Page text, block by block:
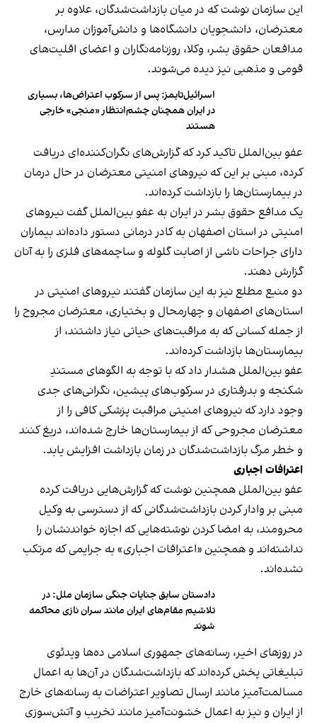
این سازمان نوشت که در میان بازداشت‌شدگان، علاوه بر
معترضان، دانشجویان دانشگاه‌ها و دانش‌آموزان مدارس،
مدافعان حقوق بشر، وکلا، روزنامه‌نگاران و اعضای اقلیت‌های
قومی و مذهبی نیز دیده می‌شوند.
اسرائیل‌تایمز: پس از سرکوب اعتراض‌ها، بسیاری
در ایران همچنان چشم‌انتظار «منجی» خارجی
هستند
عفو بین‌الملل تاکید کرد که گزارش‌های نگران‌کننده‌ای دریافت
کرده، مبنی بر این که نیروهای امنیتی معترضان در حال درمان
در بیمارستان‌ها را بازداشت کرده‌اند.
یک مدافع حقوق بشر در ایران به عفو بین‌الملل گفت نیروهای
امنیتی در استان اصفهان به کادر درمانی دستور داده‌اند بیماران
دارای جراحات ناشی از اصابت گلوله و ساچمه‌های فلزی را به آنان
گزارش دهند.
دو منبع مطلع نیز به این سازمان گفتند نیروهای امنیتی در
استان‌های اصفهان و چهارمحال و بختیاری، معترضان مجروح را
از جمله کسانی که به مراقبت‌های حیاتی نیاز داشتند، از
بیمارستان‌ها بازداشت کرده‌اند.
عفو بین‌الملل هشدار داد که با توجه به الگوهای مستندِ
شکنجه و بدرفتاری در سرکوب‌های پیشین، نگرانی‌های جدی
وجود دارد که نیروهای امنیتی مراقبت پزشکی کافی را از
معترضان مجروحی که از بیمارستان‌ها خارج شده‌اند، دریغ کنند
و خطر مرگ بازداشت‌شدگان در زمان بازداشت افزایش یابد.
اعترافات اجباری
عفو بین‌الملل همچنین نوشت که گزارش‌هایی دریافت کرده
مبنی بر وادار کردن بازداشت‌شدگانی که از دسترسی به وکیل
محرومند، به امضا کردن نوشته‌هایی که اجازه خواندنشان را
نداشته‌اند و همچنین «اعترافات اجباری» به جرایمی که مرتکب
نشده‌اند.
دادستان سابق جنایات جنگی سازمان ملل: در
تلاشیم مقام‌های ایران مانند سران نازی محاکمه
شوند
در روزهای اخیر، رسانه‌های جمهوری اسلامی ده‌ها ویدئوی
تبلیغاتی پخش کرده‌اند که بازداشت‌شدگان در آن‌ها به اعمال
مسالمت‌آمیز مانند ارسال تصاویر اعتراضات به رسانه‌های خارج
از ایران و نیز به اعمال خشونت‌آمیز مانند تخریب و آتش‌سوزی